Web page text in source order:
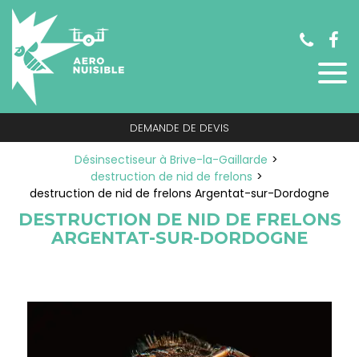
DEMANDE DE DEVIS
Désinsectiseur à Brive-la-Gaillarde
destruction de nid de frelons
destruction de nid de frelons Argentat-sur-Dordogne
DESTRUCTION DE NID DE FRELONS
ARGENTAT-SUR-DORDOGNE
Panneau de gestion des cookies